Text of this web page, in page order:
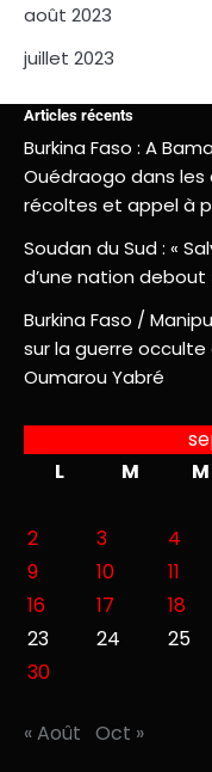
août 2023
juillet 2023
Articles récents
Burkina Faso : A
Ouédraogo dans
récoltes et appel à
Soudan du Sud : «
d’une nation debout
Burkina Faso /
sur la guerre
Oumarou Yabré
L
M M
2
3 4
9
10 11
16
17 18
23
24 25
30
« Août Oct »